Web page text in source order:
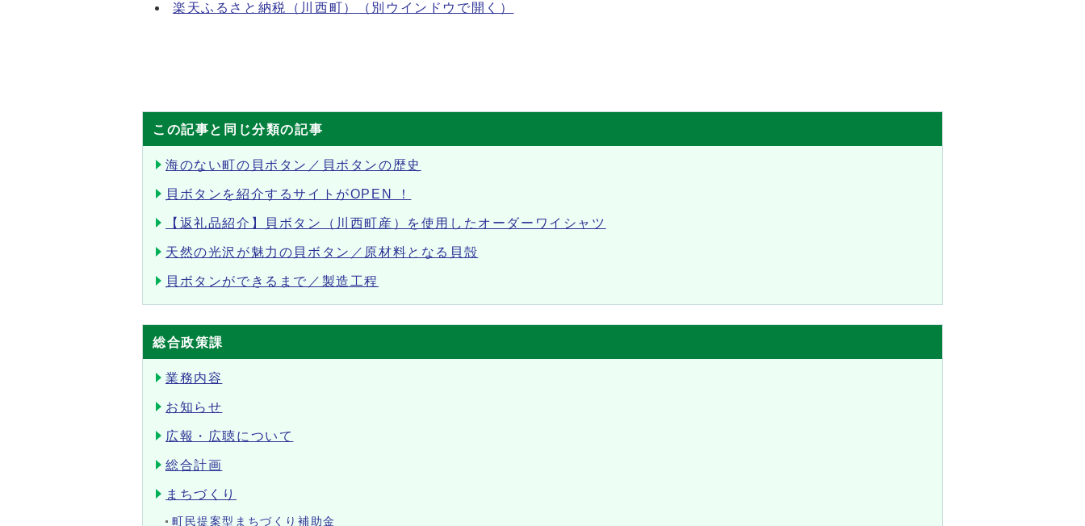
楽天ふるさと納税（川西町） （別ウインドウで開く）
この記事と同じ分類の記事
海のない町の貝ボタン／貝ボタンの歴史
貝ボタンを紹介するサイトがOPEN ！
【返礼品紹介】貝ボタン（川西町産）を使用したオーダーワイシャツ
天然の光沢が魅力の貝ボタン／原材料となる貝殻
貝ボタンができるまで／製造工程
総合政策課
業務内容
お知らせ
広報・広聴について
総合計画
まちづくり
町民提案型まちづくり補助金